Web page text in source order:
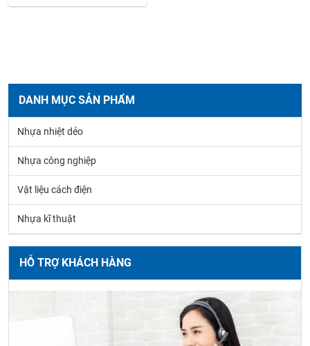
DANH MỤC SẢN PHẨM
Nhựa nhiệt dẻo
Nhựa công nghiệp
Vật liệu cách điện
Nhựa kĩ thuật
HỖ TRỢ KHÁCH HÀNG